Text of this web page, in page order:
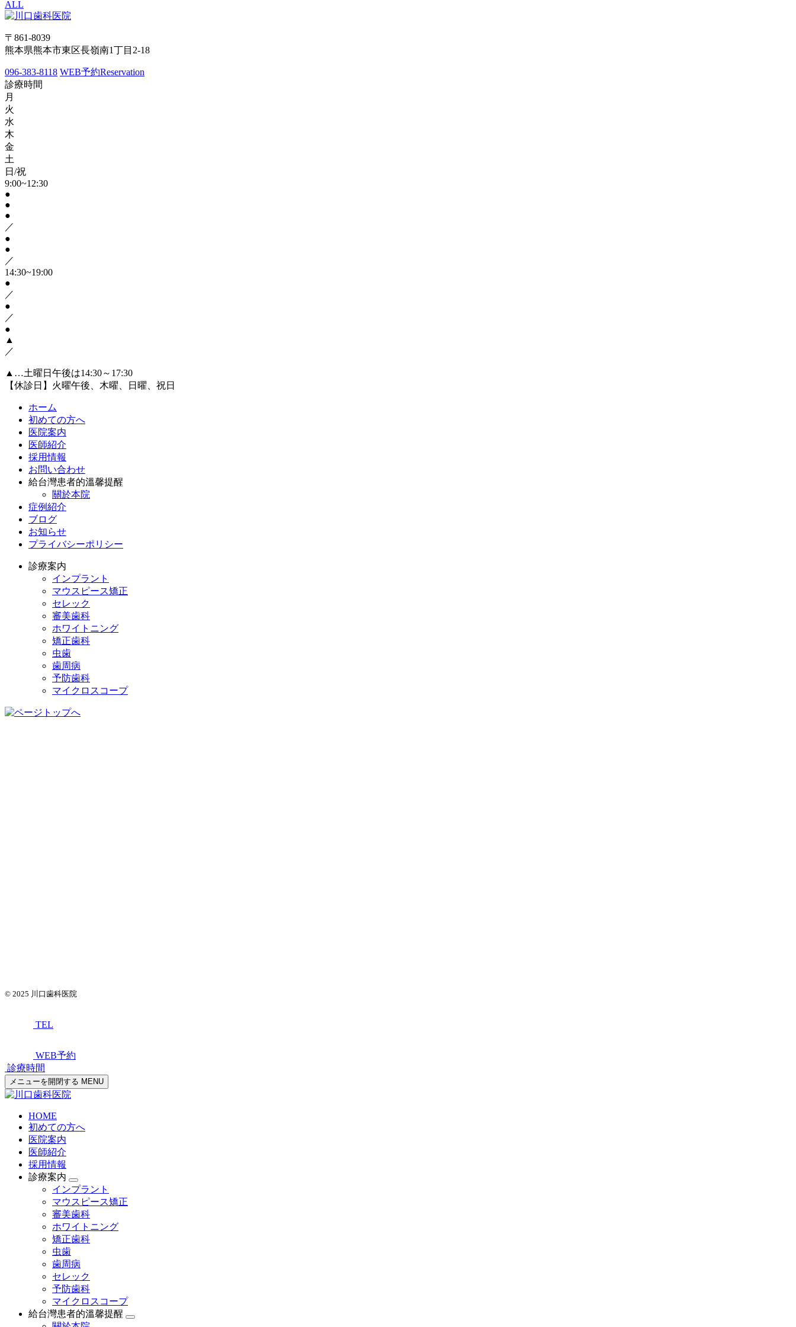
ALL
〒861-8039
熊本県熊本市東区長嶺南1丁目2-18
096-383-8118 WEB予約Reservation
診療時間
月
火
水
木
金
土
日/祝
9:00~12:30
●
●
●
／
●
●
／
14:30~19:00
●
／
●
／
●
▲
／
▲…土曜日午後は14:30～17:30
【休診日】火曜午後、木曜、日曜、祝日
ホーム
初めての方へ
医院案内
医師紹介
採用情報
お問い合わせ
給台灣患者的溫馨提醒
關於本院
症例紹介
ブログ
お知らせ
プライバシーポリシー
診療案内
インプラント
マウスピース矯正
セレック
審美歯科
ホワイトニング
矯正歯科
虫歯
歯周病
予防歯科
マイクロスコープ
© 2025 川口歯科医院
TEL
WEB予約
診療時間
メニューを開閉する MENU
HOME
初めての方へ
医院案内
医師紹介
採用情報
診療案内
インプラント
マウスピース矯正
審美歯科
ホワイトニング
矯正歯科
虫歯
歯周病
セレック
予防歯科
マイクロスコープ
給台灣患者的溫馨提醒